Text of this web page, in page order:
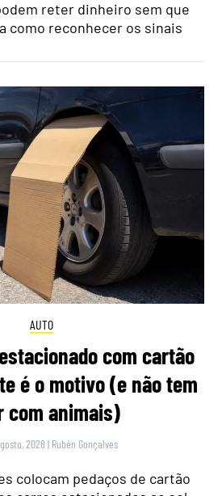
reter dinheiro sem que
como reconhecer os sinais
AUTO
com cartão
é o motivo (e não tem
com animais)
2026 | Rubén Gonçalves
colocam pedaços de cartão